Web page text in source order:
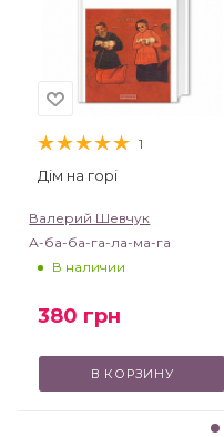
1
Дім на горі
Валерий Шевчук
А-ба-ба-га-ла-ма-га
В наличии
380 грн
В КОРЗИНУ